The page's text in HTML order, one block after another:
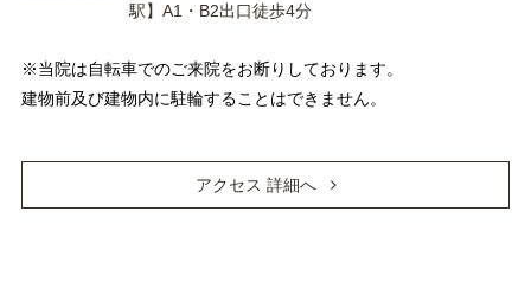
駅】A1・B2出口徒歩4分
※当院は自転車でのご来院をお断りしております。
建物前及び建物内に駐輪することはできません。
アクセス 詳細へ